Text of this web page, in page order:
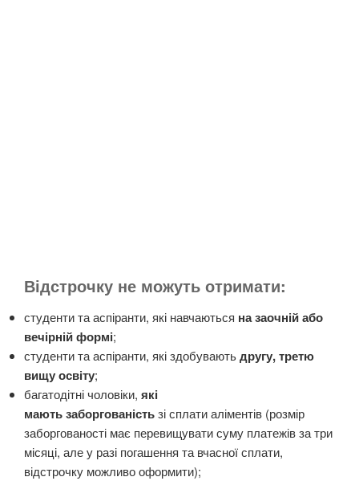
Відстрочку не можуть отримати:
студенти та аспіранти, які навчаються на заочній або
вечірній формі;
студенти та аспіранти, які здобуваютьдругу, третю
вищу освіту;
багатодітні чоловіки, які
мають заборгованістьзі сплати аліментів (розмір
заборгованості має перевищувати суму платежів за три
місяці, але у разі погашення та вчасної сплати,
відстрочку можливо оформити);